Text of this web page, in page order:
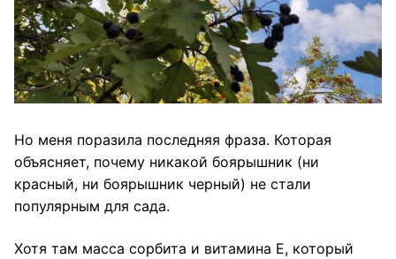
Но меня поразила последняя фраза. Которая
объясняет, почему никакой боярышник (ни
красный, ни боярышник черный) не стали
популярным для сада.
Хотя там масса сорбита и витамина Е, который